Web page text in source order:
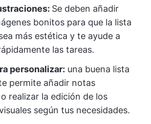
Se deben añadir
bonitos para que la lista
más estética y te ayude a
las tareas.
personalizar: una buena lista
permite añadir notas
realizar la edición de los
según tus necesidades.